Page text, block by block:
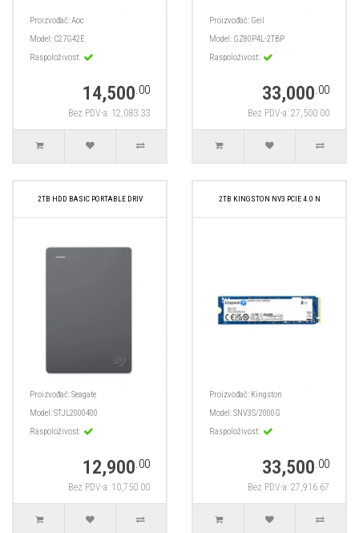
Proizvođač:Aoc
Model: C27G42E
Raspoloživost:
14,500.00
Bez PDV-a: 12,083.33
Proizvođač: Geil
Model: GZ80P4L-2TBP
Raspoloživost:
33,000.00
Bez PDV-a: 27,500.00
2TB HDD BASIC PORTABLE DRIV
Proizvođač:Seagate
Model:STJL2000400
Raspoloživost:
12,900.00
Bez PDV-a: 10,750.00
2TB KINGSTON NV3 PCIE 4.0 N
Proizvođač: Kingston
Model:SNV3S/2000G
Raspoloživost:
33,500.00
Bez PDV-a: 27,916.67